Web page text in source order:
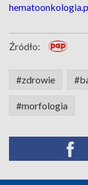
Źródło:
#zdrowie
#morfologia